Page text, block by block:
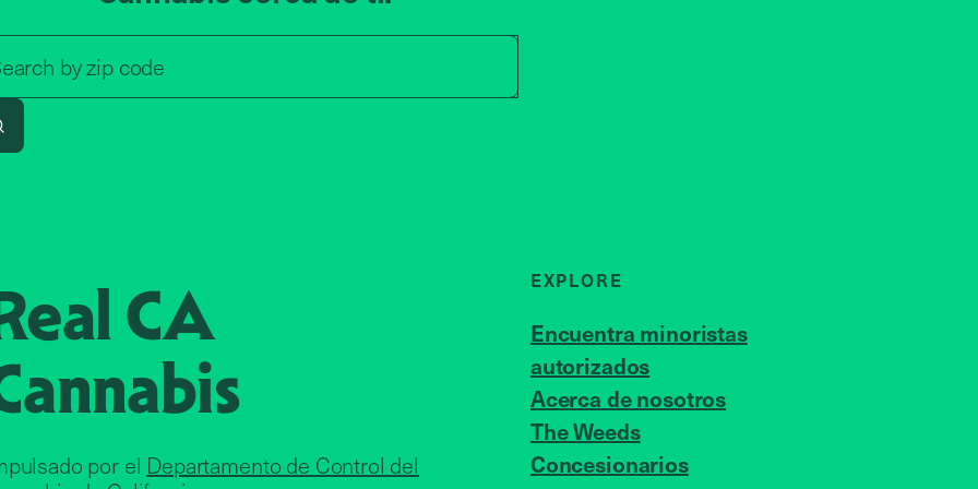
byzip code
Search by zip code, address, or store name
CA
por el Departamento de Control del
EXPLORE
Encuentra minoristas
autorizados
Acerca de nosotros
The Weeds
Concesionarios